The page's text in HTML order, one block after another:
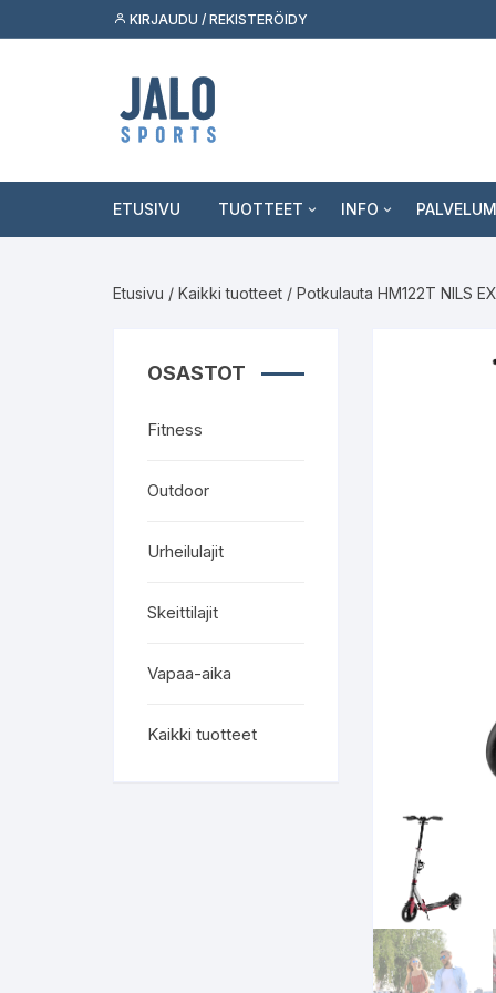
suoraan
KIRJAUDU / REKISTERÖIDY
ETUSIVU TUOTTEET
Skeittilajit
INFO
Etusivu / Kaikki tuotteet / Potkulauta HM122T NILS
OSASTOT
Fitness
Outdoor
Urheilulajit
Skeittilajit
Vapaa-aika
Kaikki tuotteet